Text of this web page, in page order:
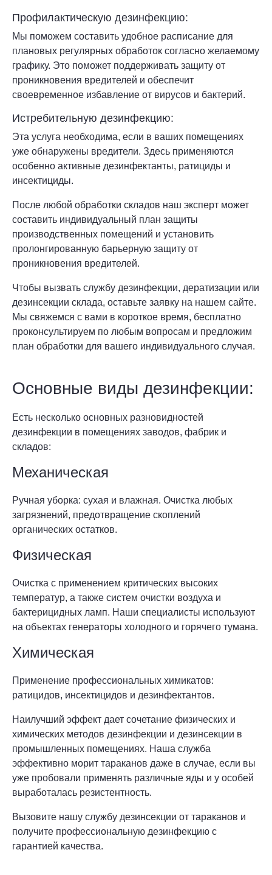
Профилактическую дезинфекцию:
Мы поможем составить удобное расписание для
плановых регулярных обработок согласно желаемому
графику. Это поможет поддерживать защиту от
проникновения вредителей и обеспечит
своевременное избавление от вирусов и бактерий.
Истребительную дезинфекцию:
Эта услуга необходима, если в ваших помещениях
уже обнаружены вредители. Здесь применяются
особенно активные дезинфектанты, ратициды и
инсектициды.
После любой обработки складов наш эксперт может
составить индивидуальный план защиты
производственных помещений и установить
пролонгированную барьерную защиту от
проникновения вредителей.
Чтобы вызвать службу дезинфекции, дератизации или
дезинсекции склада, оставьте заявку на нашем сайте.
Мы свяжемся с вами в короткое время, бесплатно
проконсультируем по любым вопросам и предложим
план обработки для вашего индивидуального случая.
Основные виды дезинфекции:
Есть несколько основных разновидностей
дезинфекции в помещениях заводов, фабрик и
складов:
Механическая
Ручная уборка: сухая и влажная. Очистка любых
загрязнений, предотвращение скоплений
органических остатков.
Физическая
Очистка с применением критических высоких
температур, а также систем очистки воздуха и
бактерицидных ламп. Наши специалисты используют
на объектах генераторы холодного и горячего тумана.
Химическая
Применение профессиональных химикатов:
ратицидов, инсектицидов и дезинфектантов.
Наилучший эффект дает сочетание физических и
химических методов дезинфекции и дезинсекции в
промышленных помещениях. Наша служба
эффективно морит тараканов даже в случае, если вы
уже пробовали применять различные яды и у особей
выработалась резистентность.
Вызовите нашу службу дезинсекции от тараканов и
получите профессиональную дезинфекцию с
гарантией качества.